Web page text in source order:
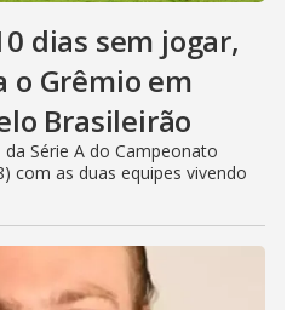
dias sem jogar,
o Grêmio em
Brasileirão
Série A do Campeonato
com as duas equipes vivendo